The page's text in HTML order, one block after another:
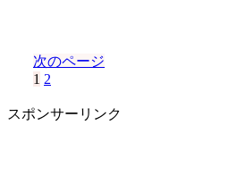
次のページ
1 2
スポンサーリンク